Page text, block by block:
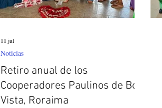
Retiro anual de los
Cooperadores Paulinos de Boa
Vista, Roraima
Noticias
11 jul